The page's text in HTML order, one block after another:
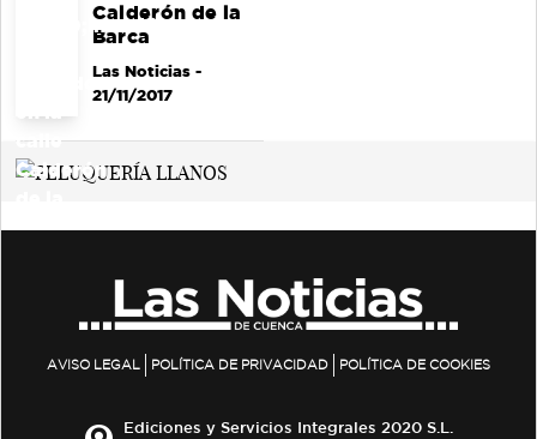
Calderón de la
Barca
Las Noticias-
21/11/2017
AVISO LEGAL POLÍTICA DE PRIVACIDAD POLÍTICA DE COOKIES
Ediciones y Servicios Integrales 2020 S.L.